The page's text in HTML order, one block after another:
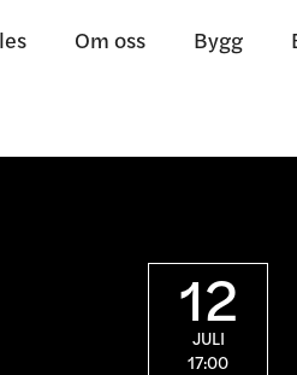
Om oss Bygg
12
JULI
17:00